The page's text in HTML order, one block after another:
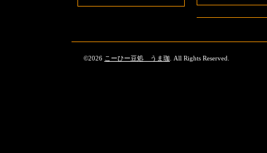
©2026 こーひー豆処 うま珈 . All Rights Reserved.